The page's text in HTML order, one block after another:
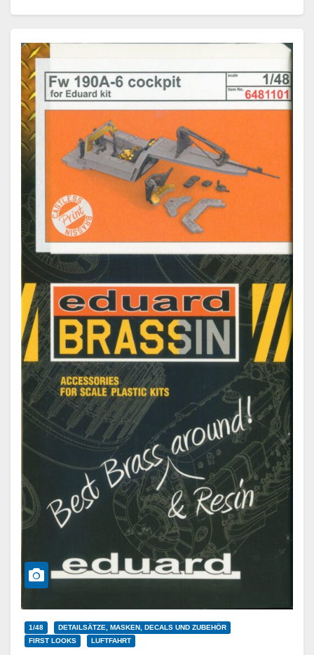
1/48
DETAILSÄTZE, MASKEN, DECALS UND ZUBEHÖR
FIRST LOOKS
LUFTFAHRT